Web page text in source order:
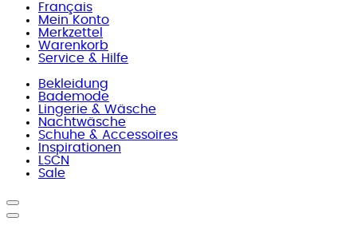
Français
Mein Konto
Merkzettel
Warenkorb
Service & Hilfe
Bekleidung
Bademode
Lingerie & Wäsche
Nachtwäsche
Schuhe & Accessoires
Inspirationen
LSCN
Sale